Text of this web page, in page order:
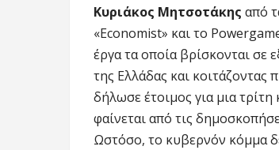
Κυριάκος Μητσοτάκης από
«Economist» και το
έργα τα οποία βρίσκονται σε
της Ελλάδας και
δήλωσε έτοιμος για μια τρίτη
φαίνεται από τις
Ωστόσο, το κυβερνόν κόμμα